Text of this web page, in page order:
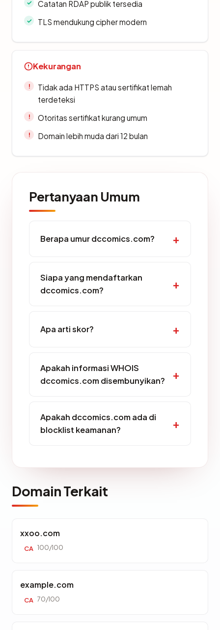
Catatan RDAP publik tersedia
TLS mendukung cipher modern
Kekurangan
Tidak ada HTTPS atau sertifikat lemah
terdeteksi
Otoritas sertifikat kurang umum
Domain lebih muda dari 12 bulan
Pertanyaan Umum
Berapa umur dccomics.com?
Siapa yang mendaftarkan
dccomics.com?
Apa arti skor?
Apakah informasi WHOIS
dccomics.com disembunyikan?
Apakah dccomics.com ada di
blocklist keamanan?
Domain Terkait
xxoo.com
CA 100/100
example.com
CA 70/100